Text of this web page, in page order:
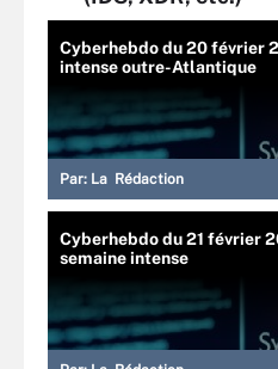
Cyberhebdo du 20 février
intense outre-Atlantique
Par: La Rédaction
Cyberhebdo du 21 février
semaine intense